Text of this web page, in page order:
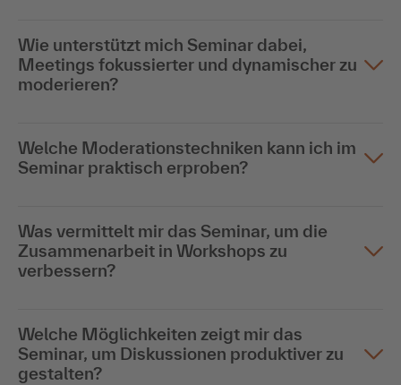
Wie unterstützt mich Seminar dabei,
Meetings fokussierter und dynamischer zu
moderieren?
Welche Moderationstechniken kann ich im
Seminar praktisch erproben?
Was vermittelt mir das Seminar, um die
Zusammenarbeit in Workshops zu
verbessern?
Welche Möglichkeiten zeigt mir das
Seminar, um Diskussionen produktiver zu
gestalten?